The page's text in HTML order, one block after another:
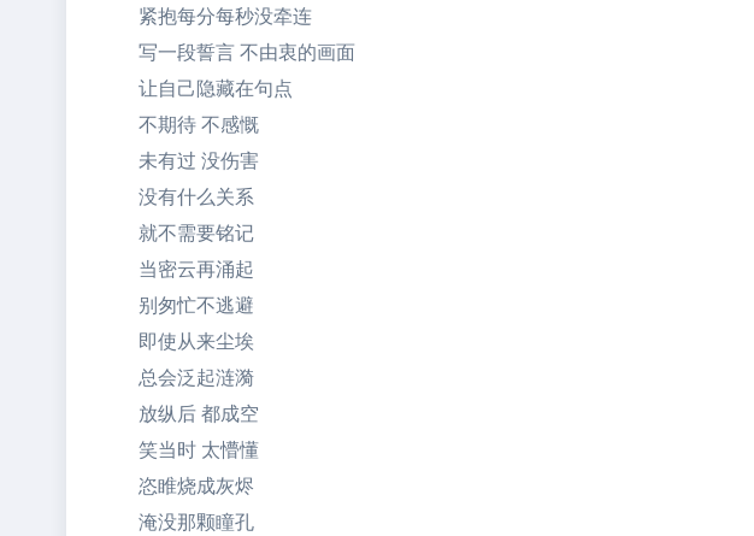
紧抱每分每秒没牵连
写一段誓言 不由衷的画面
让自己隐藏在句点
不期待 不感慨
未有过 没伤害
没有什么关系
就不需要铭记
当密云再涌起
别匆忙不逃避
即使从来尘埃
总会泛起涟漪
放纵后 都成空
笑当时 太懵懂
恣睢烧成灰烬
淹没那颗瞳孔